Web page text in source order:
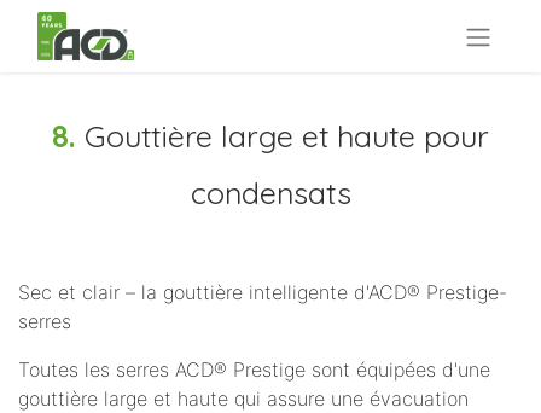
8. Gouttière large et haute pour
condensats
Sec et clair – la gouttière intelligente d'ACD® Prestige-
serres
Toutes les serres ACD® Prestige sont équipées d'une
gouttière large et haute qui assure une évacuation